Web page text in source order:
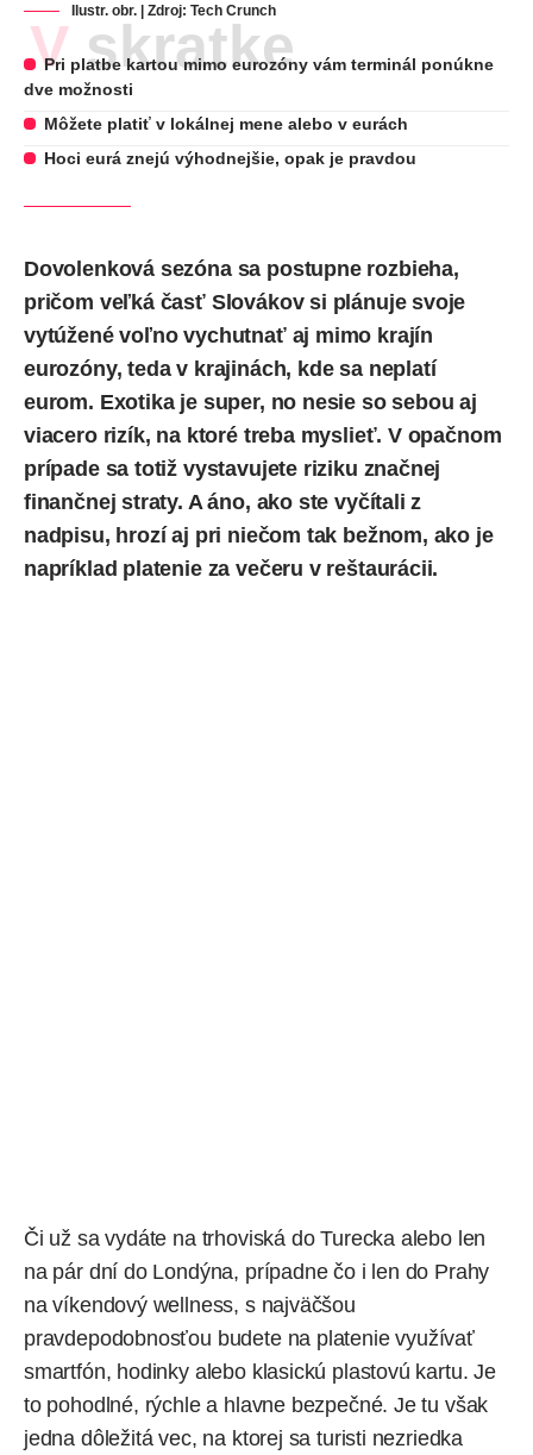
Ilustr. obr. | Zdroj: Tech Crunch
V skratke
Pri platbe kartou mimo eurozóny vám terminál ponúkne
dve možnosti
Môžete platiť v lokálnej mene alebo v eurách
Hoci eurá znejú výhodnejšie, opak je pravdou
Dovolenková sezóna sa postupne rozbieha,
pričom veľká časť Slovákov si plánuje svoje
vytúženévoľnovychutnať aj mimo krajín
eurozóny, teda v krajinách, kde sa neplatí
eurom. Exotika je super, no nesie so sebou aj
viacero rizík, na ktoré treba myslieť. V opačnom
prípade sa totiž vystavujete riziku značnej
finančnej straty. A áno, ako ste vyčítali z
nadpisu, hrozí aj pri niečom tak bežnom, ako je
napríklad platenie za večeru v reštaurácii.
Či už sa vydáte na trhoviská do Turecka alebo len
na pár dní do Londýna, prípadne čo i len do Prahy
na víkendový wellness, s najväčšou
pravdepodobnosťou budete na platenie využívať
smartfón, hodinky alebo klasickú plastovú kartu. Je
to pohodlné, rýchle a hlavne bezpečné. Je tu však
jedna dôležitá vec, na ktorej sa turisti nezriedka